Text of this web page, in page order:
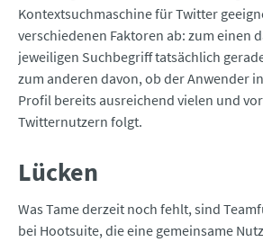
Kontextsuchmaschine für Twitter
verschiedenen Faktoren ab: zum einen
jeweiligen Suchbegriff tatsächlich
zum anderen davon, ob der Anwender
Profil bereits ausreichend vielen und
Twitternutzern folgt.
Lücken
Was Tame derzeit noch fehlt, sind
bei Hootsuite, die eine gemeinsame